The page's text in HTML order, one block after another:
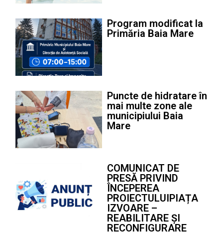
Program modificat la
Primăria Baia Mare
Puncte de hidratare în
mai multe zone ale
municipiului Baia
Mare
COMUNICAT DE
PRESĂ PRIVIND
ÎNCEPEREA
PROIECTULUIPIAȚA
IZVOARE –
REABILITARE ȘI
RECONFIGURARE